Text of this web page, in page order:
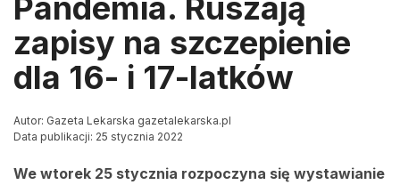
Pandemia. Ruszają
zapisy na szczepienie
dla 16- i 17-latków
Autor: Gazeta Lekarska gazetalekarska.pl
Data publikacji: 25 stycznia 2022
We wtorek 25 stycznia rozpoczyna się wystawianie